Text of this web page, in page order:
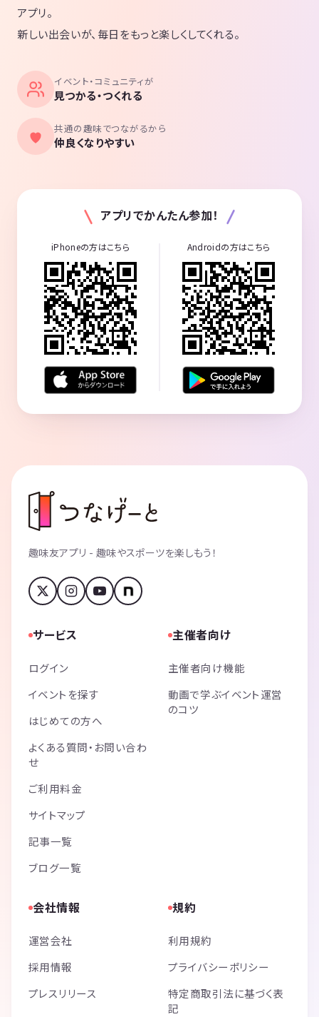
アプリ。
新しい出会いが、毎日をもっと楽しくしてくれる。
イベント・コミュニティが
見つかる・つくれる
共通の趣味でつながるから
仲良くなりやすい
アプリでかんたん参加！
iPhoneの方はこちら Androidの方はこちら
趣味友アプリ - 趣味やスポーツを楽しもう！
サービス
ログイン
イベントを探す
はじめての方へ
よくある質問・お問い合わ
せ
ご利用料金
サイトマップ
記事一覧
ブログ一覧
主催者向け
主催者向け機能
動画で学ぶイベント運営
のコツ
会社情報
運営会社
採用情報
プレスリリース
規約
利用規約
プライバシーポリシー
特定商取引法に基づく表
記